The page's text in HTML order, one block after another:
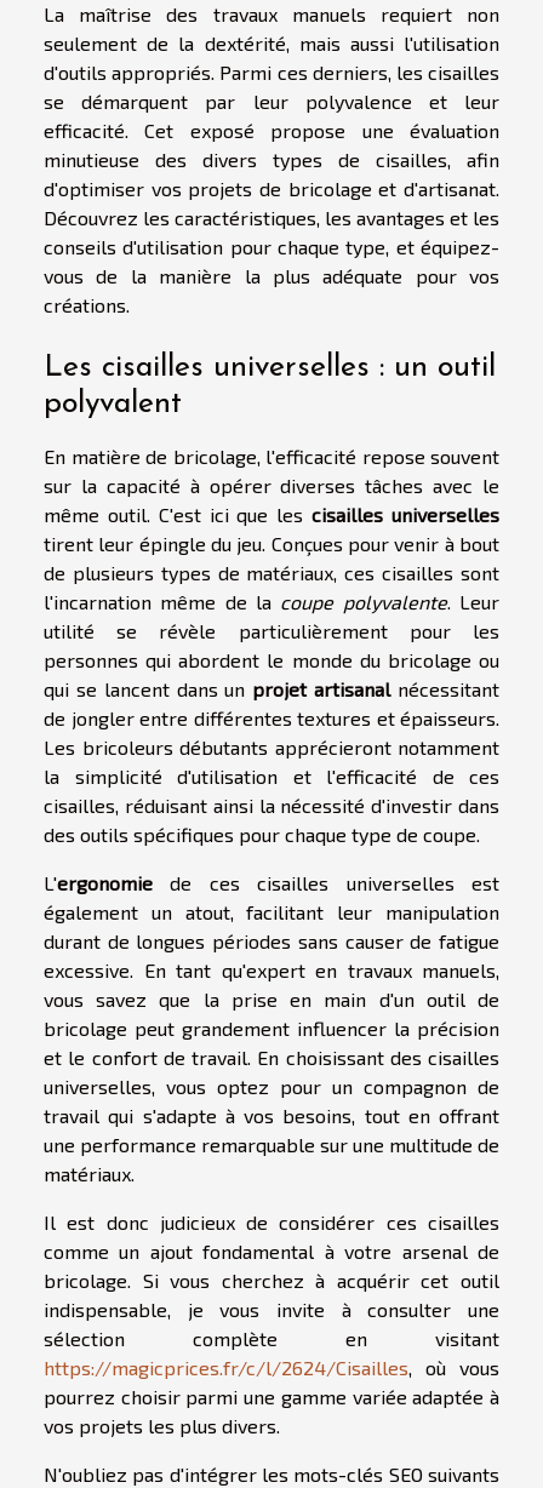
La maîtrise des travaux manuels requiert non
seulement de la dextérité, mais aussi l'utilisation
d'outils appropriés. Parmi ces derniers, les cisailles
se démarquent par leur polyvalence et leur
efficacité. Cet exposé propose une évaluation
minutieuse des divers types de cisailles, afin
d'optimiser vos projets de bricolage et d'artisanat.
Découvrez les caractéristiques, les avantages et les
conseils d'utilisation pour chaque type, et équipez-
vous de la manière la plus adéquate pour vos
créations.
Les cisailles universelles : un outil
polyvalent
En matière de bricolage, l'efficacité repose souvent
sur la capacité à opérer diverses tâches avec le
même outil. C'est ici que lescisailles universelles
tirent leur épingle du jeu. Conçues pour venir à bout
de plusieurs types de matériaux, ces cisailles sont
l'incarnation même de la coupe polyvalente. Leur
utilité se révèle particulièrement pour les
personnes qui abordent le monde du bricolage ou
qui se lancent dans un projet artisanalnécessitant
de jongler entre différentes textures et épaisseurs.
Les bricoleurs débutants apprécieront notamment
la simplicité d'utilisation et l'efficacité de ces
cisailles, réduisant ainsi la nécessité d'investir dans
des outils spécifiques pour chaque type de coupe.
L'ergonomie de ces cisailles universelles est
également un atout, facilitant leur manipulation
durant de longues périodes sans causer de fatigue
excessive. En tant qu'expert en travaux manuels,
vous savez que la prise en main d'un outil de
bricolage peut grandement influencer la précision
et le confort de travail. En choisissant des cisailles
universelles, vous optez pour un compagnon de
travail qui s'adapte à vos besoins, tout en offrant
une performance remarquable sur une multitude de
matériaux.
Il est donc judicieux de considérer ces cisailles
comme un ajout fondamental à votre arsenal de
bricolage. Si vous cherchez à acquérir cet outil
indispensable, je vous invite à consulter une
sélection complète en visitant
https://magicprices.fr/c/l/2624/Cisailles, où vous
pourrez choisir parmi une gamme variée adaptée à
vos projets les plus divers.
N'oubliez pas d'intégrer les mots-clés SEO suivants